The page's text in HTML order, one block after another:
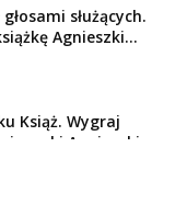
służących.
Agnieszki...
Książ. Wygraj
Agnieszki